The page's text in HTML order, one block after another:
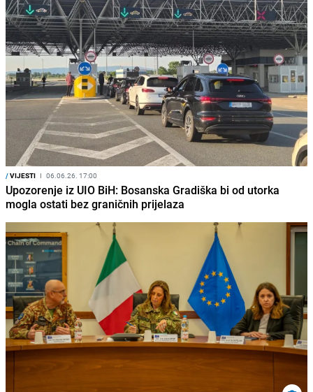
/VIJESTI I 06.06.26. 17:00
Upozorenje iz UIO BiH: Bosanska Gradiška bi od utorka
mogla ostati bez graničnih prijelaza